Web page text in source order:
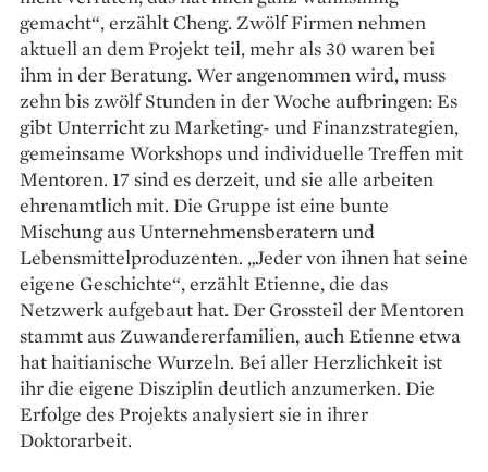
gemacht“, erzählt Cheng. Zwölf Firmen nehmen
aktuell an dem Projekt teil, mehr als 30 waren bei
ihm in der Beratung. Wer angenommen wird, muss
zehn bis zwölf Stunden in der Woche aufbringen: Es
gibt Unterricht zu Marketing- und Finanzstrategien,
gemeinsame Workshops und individuelle Treffen mit
Mentoren. 17 sind es derzeit, und sie alle arbeiten
ehrenamtlich mit. Die Gruppe ist eine bunte
Mischung aus Unternehmensberatern und
Lebensmittelproduzenten. „Jeder von ihnen hat seine
eigene Geschichte“, erzählt Etienne, die das
Netzwerk aufgebaut hat. Der Grossteil der ­Mentoren
stammt aus Zuwandererfamilien, auch Etienne etwa
hat haitianische Wurzeln. Bei aller Herzlichkeit ist
ihr die eigene Disziplin deutlich anzumerken. Die
Erfolge des Projekts analysiert sie in ihrer
Doktorarbeit.